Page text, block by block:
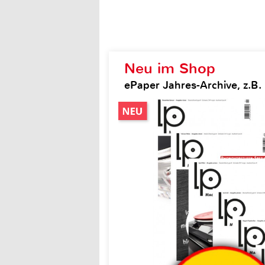
Neu im Shop
ePaper Jahres-Archive, z.B.